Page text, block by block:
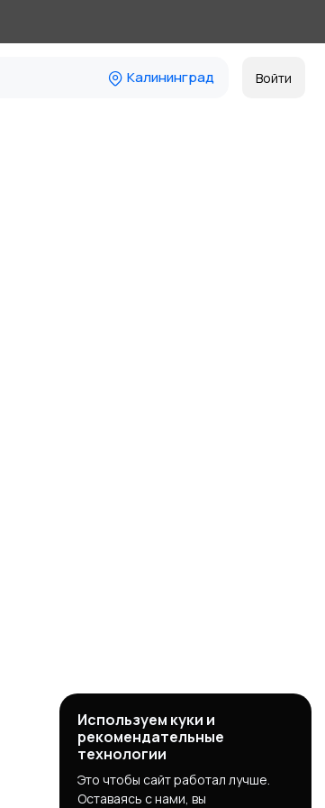
Калининград Войти
Используем куки и
рекомендательные
технологии
Это чтобы сайт работал лучше.
Оставаясь с нами, вы